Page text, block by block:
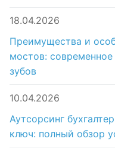
18.04.2026
Преимущества и
мостов:
зубов
10.04.2026
Аутсорсинг
ключ: полный обзор